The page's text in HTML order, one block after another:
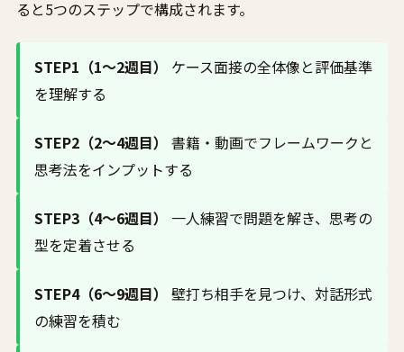
ると5つのステップで構成されます。
STEP1（1〜2週目）
ケース面接の全体像と評価基準
を理解する
STEP2（2〜4週目）
書籍・動画でフレームワークと
思考法をインプットする
STEP3（4〜6週目）
一人練習で問題を解き、思考の
型を定着させる
STEP4（6〜9週目）
壁打ち相手を見つけ、対話形式
の練習を積む